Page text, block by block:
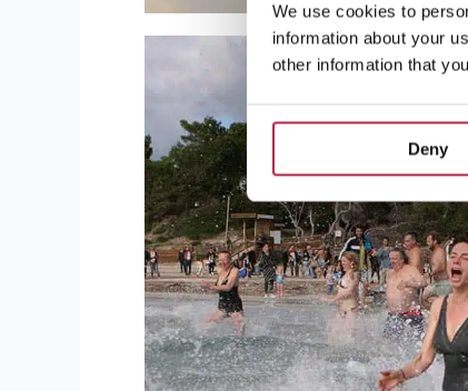
We use cookies to
information about your
other information that
Deny